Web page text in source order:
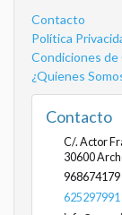
Contacto
Política
Condiciones de
¿Quienes
Contacto
C/. Actor
30600
968674179
625297991